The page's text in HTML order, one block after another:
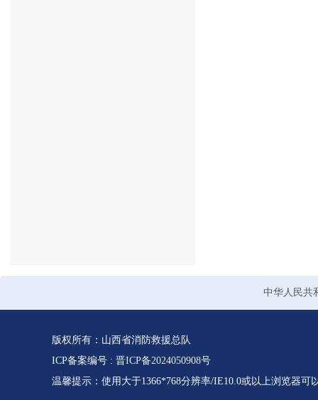
中华人民共
版权所有：山西省消防救援总队
ICP备案编号 : 晋ICP备2024050908号
温馨提示：使用大于1366*768分辨率/IE10.0或以上浏览器可